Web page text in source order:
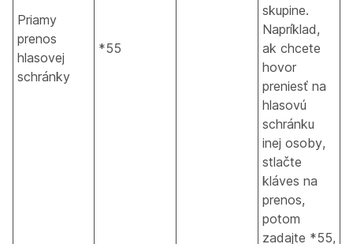
Priamy
prenos
hlasovej
schránky
*55
skupine.
Napríklad,
ak chcete
hovor
preniesť na
hlasovú
schránku
inej osoby,
stlačte
kláves na
prenos,
potom
zadajte *55,